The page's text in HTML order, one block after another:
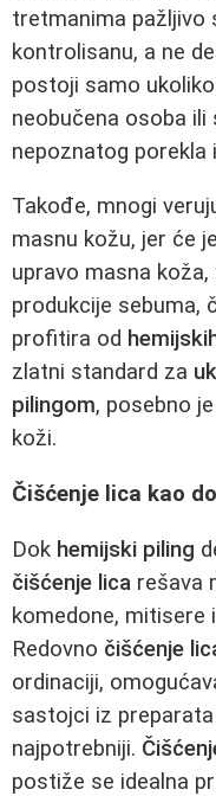
tretmanima pažljivo
kontrolisanu, a ne
postoji samo ukoliko
neobučena osoba
nepoznatog porekla
Takođe, mnogi
masnu kožu, jer će
upravo masna
produkcije sebuma,
profitira od
zlatni standard za
pilingom, posebno
koži.
Čišćenje lica kao
Dok hemijski piling
čišćenje lica rešava
komedone, mitisere
Redovno čišćenje
ordinaciji,
sastojci iz
najpotrebniji.
postiže se idealna